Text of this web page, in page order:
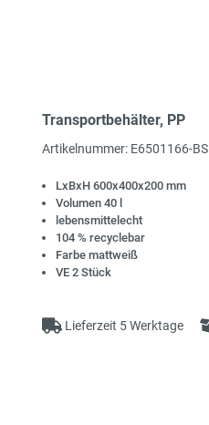
Transportbehälter, PP
Artikelnummer: E6501166-BS
LxBxH 600x400x200 mm
Volumen 40 l
lebensmittelecht
104 % recyclebar
Farbe mattweiß
VE 2 Stück
Lieferzeit 5 Werktage